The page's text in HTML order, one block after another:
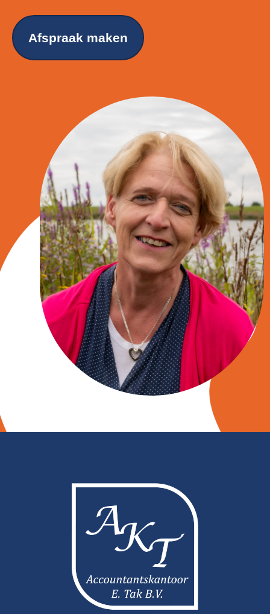
Afspraak maken